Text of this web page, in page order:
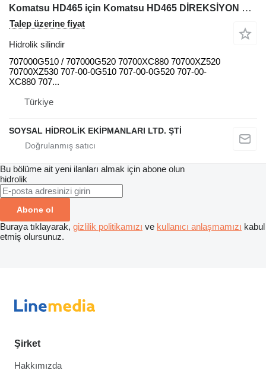
Komatsu HD465 için Komatsu HD465 DİREKSİYON SİLİNDİRİ 707000G510 hidrolik silindir
Talep üzerine fiyat
Hidrolik silindir
707000G510 / 707000G520 70700XC880 70700XZ520
70700XZ530 707-00-0G510 707-00-0G520 707-00-
XC880 707...
Türkiye
SOYSAL HİDROLİK EKİPMANLARI LTD. ŞTİ
Bu bölüme ait yeni ilanları almak için abone olun
hidrolik
Abone ol
Buraya tıklayarak, gizlilik politikamızı ve kullanıcı anlaşmamızı kabul
etmiş olursunuz.
Şirket
Hakkımızda